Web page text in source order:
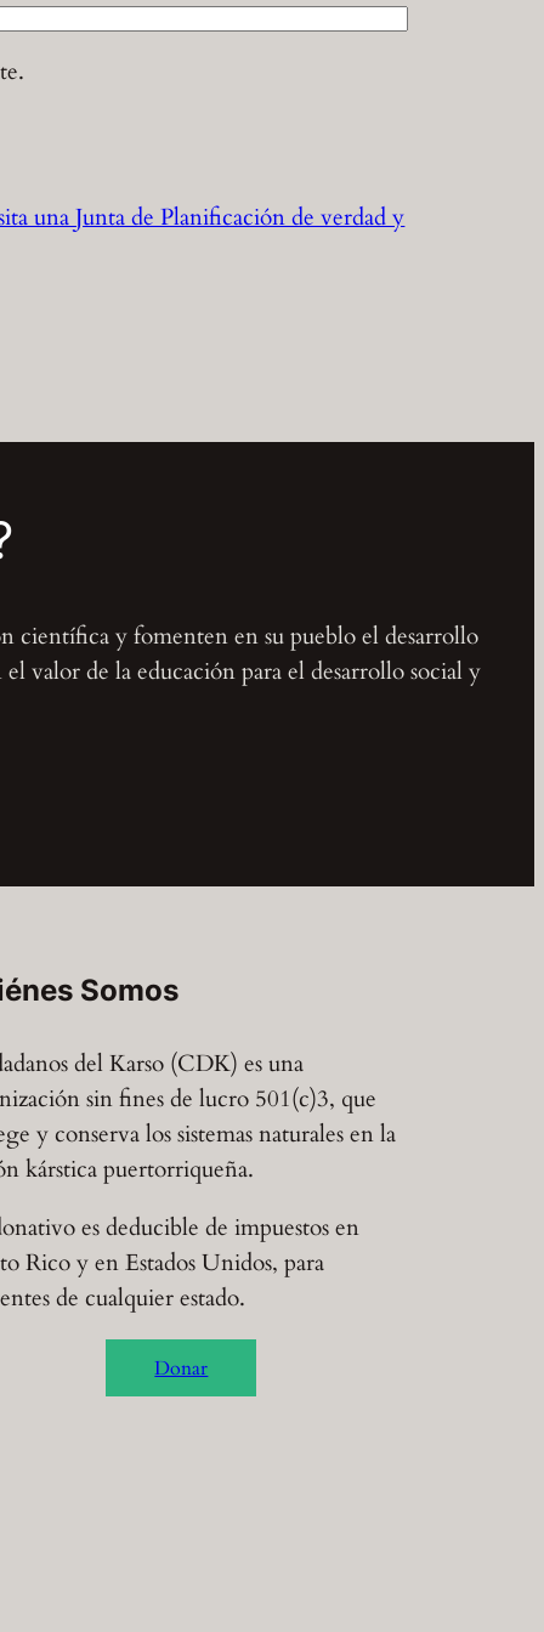
una Junta de Planificación de verdad y
científica y fomenten en su pueblo el desarrollo
valor de la educación para el desarrollo social y
Somos
del Karso (CDK) es una
sin fines de lucro 501(c)3, que
y conserva los sistemas naturales en la
kárstica puertorriqueña.
es deducible de impuestos en
Rico y en Estados Unidos, para
de cualquier estado.
Donar